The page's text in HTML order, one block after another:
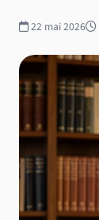
22 mai 2026